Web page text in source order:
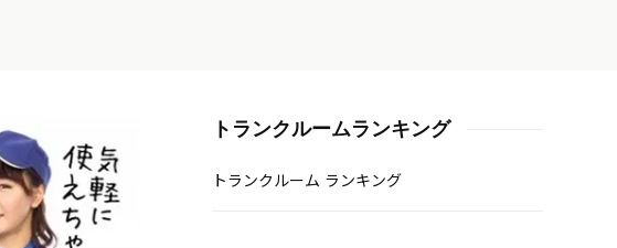
トランクルームランキング
トランクルーム ランキング